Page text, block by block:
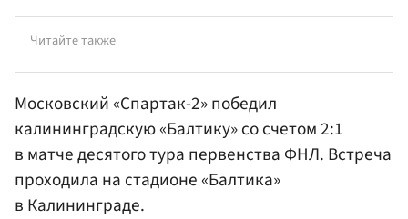
Читайте также
Московский «Спартак-2» победил
калининградскую «Балтику» со счетом 2:1
в матче десятого тура первенства ФНЛ. Встреча
проходила на стадионе «Балтика»
в Калининграде.